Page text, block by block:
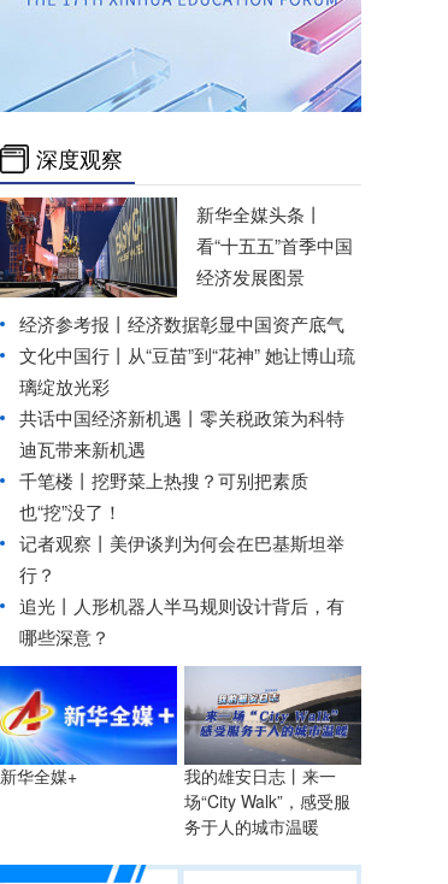
深度观察
新华全媒头条丨
看“十五五”首季中国
经济发展图景
经济参考报丨 经济数据彰显中国资产底气
文化中国行丨从“豆苗”到“花神” 她让博山琉
璃绽放光彩
共话中国经济新机遇丨零关税政策为科特
迪瓦带来新机遇
千笔楼丨挖野菜上热搜？可别把素质
也“挖”没了！
记者观察丨美伊谈判为何会在巴基斯坦举
行？
追光丨
人形机器人半马规则设计背后，有
哪些深意？
新华全媒+
我的雄安日志丨来一
场“City Walk”，感受服
务于人的城市温暖